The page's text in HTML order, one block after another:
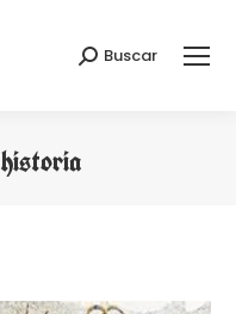
Search:
Buscar